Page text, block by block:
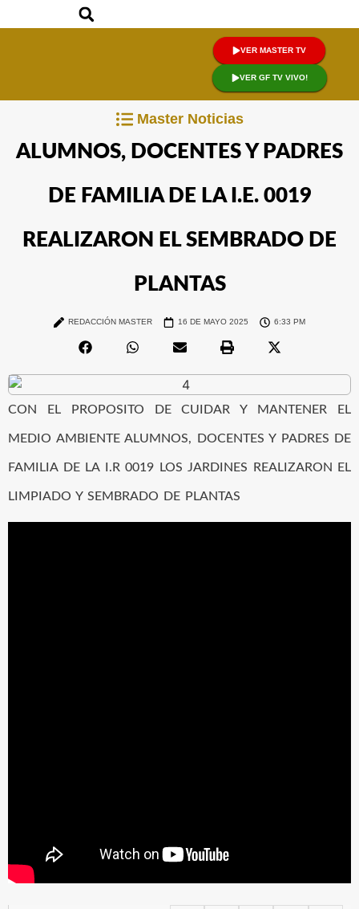
VER MASTER TV
VER GF TV VIVO!
Master Noticias
ALUMNOS, DOCENTES Y PADRES
DE FAMILIA DE LA I.E. 0019
REALIZARON EL SEMBRADO DE
PLANTAS
REDACCIÓN MASTER 16 DE MAYO 2025 6:33 PM
CON EL PROPOSITO DE CUIDAR Y MANTENER EL
MEDIO AMBIENTE ALUMNOS, DOCENTES Y PADRES DE
FAMILIA DE LA I.R 0019 LOS JARDINES REALIZARON EL
LIMPIADO Y SEMBRADO DE PLANTAS